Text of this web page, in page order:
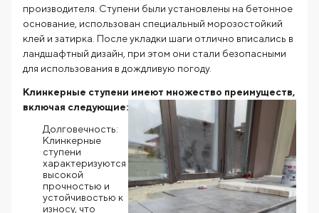
производителя. Ступени были установлены на бетонное
основание, использован специальный морозостойкий
клей и затирка. После укладки шаги отлично вписались в
ландшафтный дизайн, при этом они стали безопасными
для использования в дождливую погоду.
Клинкерные ступени имеют множество преимуществ,
включая следующие:
Долговечность:
Клинкерные
ступени
характеризуются
высокой
прочностью и
устойчивостью к
износу, что